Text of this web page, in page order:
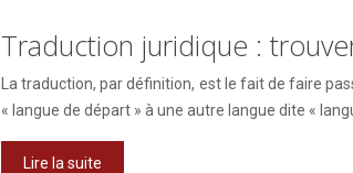
Traduction juridique :
La traduction, par définition, est le fait de faire
« langue de départ » à une autre langue dite «
Lire la suite